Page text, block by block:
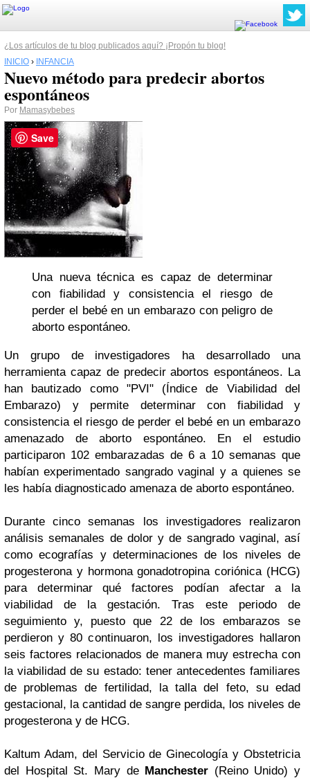
¿Los artículos de tu blog publicados aquí? ¡Propón tu blog!
INICIO › INFANCIA
Nuevo método para predecir abortos
espontáneos
Por Mamasybebes
Una nueva técnica es capaz de determinar
con fiabilidad y consistencia el riesgo de
perder el bebé en un embarazo con peligro de
aborto espontáneo.
Un grupo de investigadores ha desarrollado una
herramienta capaz de predecir abortos espontáneos. La
han bautizado como "PVI" (Índice de Viabilidad del
Embarazo) y permite determinar con fiabilidad y
consistencia el riesgo de perder el bebé en un embarazo
amenazado de aborto espontáneo. En el estudio
participaron 102 embarazadas de 6 a 10 semanas que
habían experimentado sangrado vaginal y a quienes se
les había diagnosticado amenaza de aborto espontáneo.
Durante cinco semanas los investigadores realizaron
análisis semanales de dolor y de sangrado vaginal, así
como ecografías y determinaciones de los niveles de
progesterona y hormona gonadotropina coriónica (HCG)
para determinar qué factores podían afectar a la
viabilidad de la gestación. Tras este periodo de
seguimiento y, puesto que 22 de los embarazos se
perdieron y 80 continuaron, los investigadores hallaron
seis factores relacionados de manera muy estrecha con
la viabilidad de su estado: tener antecedentes familiares
de problemas de fertilidad, la talla del feto, su edad
gestacional, la cantidad de sangre perdida, los niveles de
progesterona y de HCG.
Kaltum Adam, del Servicio de Ginecología y Obstetricia
del Hospital St. Mary de Manchester (Reino Unido) y
Save